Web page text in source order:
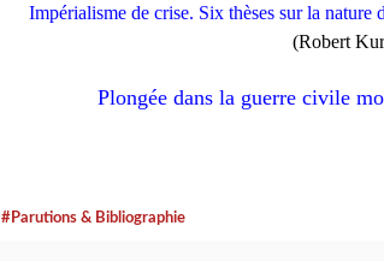
Impérialisme de crise. Six thèses sur la nature
(Robert
Plongée dans la guerre civile
#Parutions & Bibliographie